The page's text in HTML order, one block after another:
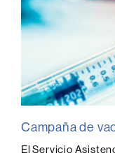
Campaña de
El Servicio